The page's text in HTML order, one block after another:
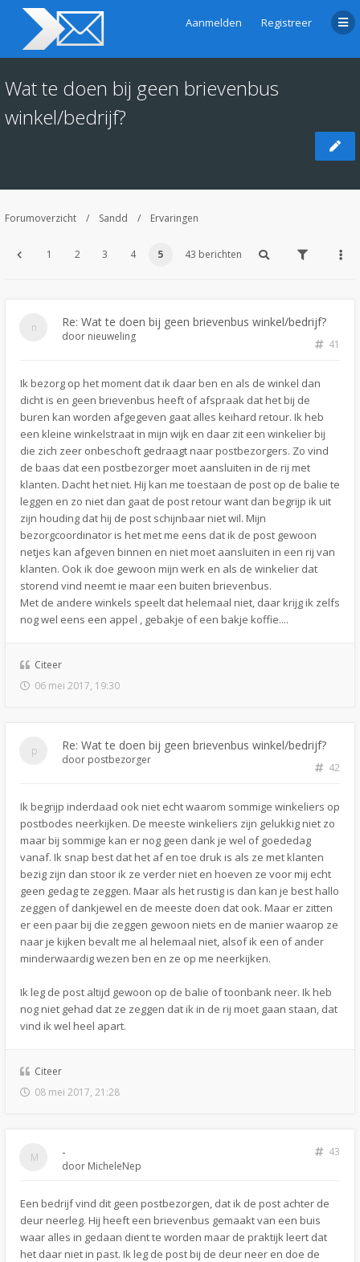
Aanmelden Registreer
Wat te doen bij geen brievenbus
winkel/bedrijf?
Forumoverzicht Sandd Ervaringen
1 2 3 4 5 43 berichten
Re: Wat te doen bij geen brievenbus winkel/bedrijf?
41
door nieuweling
Ik bezorg op het moment dat ik daar ben en als de winkel dan
dicht is en geen brievenbus heeft of afspraak dat het bij de
buren kan worden afgegeven gaat alles keihard retour. Ik heb
een kleine winkelstraat in mijn wijk en daar zit een winkelier bij
die zich zeer onbeschoft gedraagt naar postbezorgers. Zo vind
de baas dat een postbezorger moet aansluiten in de rij met
klanten. Dacht het niet. Hij kan me toestaan de post op de balie te
leggen en zo niet dan gaat de post retour want dan begrijp ik uit
zijn houding dat hij de post schijnbaar niet wil. Mijn
bezorgcoordinator is het met me eens dat ik de post gewoon
netjes kan afgeven binnen en niet moet aansluiten in een rij van
klanten. Ook ik doe gewoon mijn werk en als de winkelier dat
storend vind neemt ie maar een buiten brievenbus.
Met de andere winkels speelt dat helemaal niet, daar krijg ik zelfs
nog wel eens een appel , gebakje of een bakje koffie....
Citeer
06 mei 2017, 19:30
Re: Wat te doen bij geen brievenbus winkel/bedrijf?
42
door postbezorger
Ik begrijp inderdaad ook niet echt waarom sommige winkeliers op
postbodes neerkijken. De meeste winkeliers zijn gelukkig niet zo
maar bij sommige kan er nog geen dank je wel of goededag
vanaf. Ik snap best dat het af en toe druk is als ze met klanten
bezig zijn dan stoor ik ze verder niet en hoeven ze voor mij echt
geen gedag te zeggen. Maar als het rustig is dan kan je best hallo
zeggen of dankjewel en de meeste doen dat ook. Maar er zitten
er een paar bij die zeggen gewoon niets en de manier waarop ze
naar je kijken bevalt me al helemaal niet, alsof ik een of ander
minderwaardig wezen ben en ze op me neerkijken.
Ik leg de post altijd gewoon op de balie of toonbank neer. Ik heb
nog niet gehad dat ze zeggen dat ik in de rij moet gaan staan, dat
vind ik wel heel apart.
Citeer
08 mei 2017, 21:28
-
43
door MicheleNep
Een bedrijf vind dit geen postbezorgen, dat ik de post achter de
deur neerleg. Hij heeft een brievenbus gemaakt van een buis
waar alles in gedaan dient te worden maar de praktijk leert dat
het daar niet in past. Ik leg de post bij de deur neer en doe de